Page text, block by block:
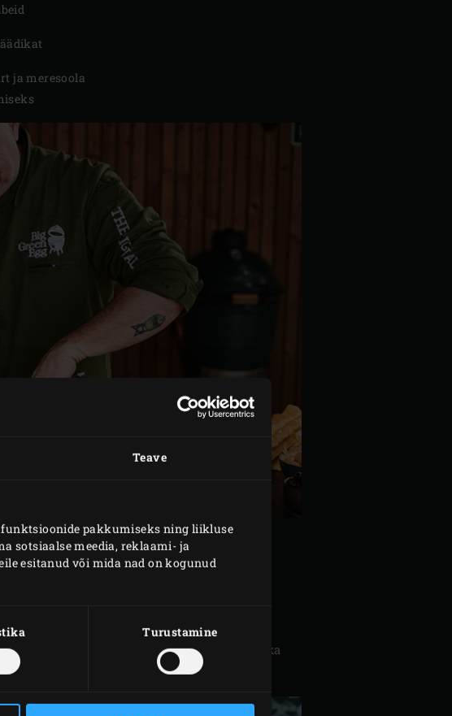
Teave
pakkumiseks ning liikluse
sotsiaalse meedia, reklaami- ja
esitanud või mida nad on kogunud
Turustamine
ja meresoola
umbes 10 sekundit. Eemalda nahk ja lõika
Peenesta murulauk.